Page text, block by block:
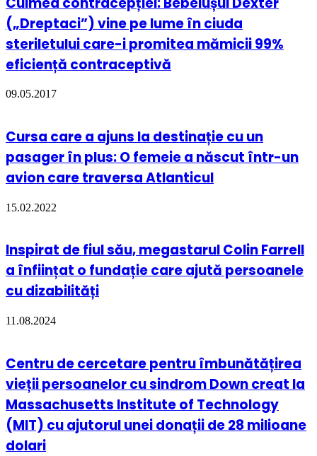
(„Dreptaci”) vine pe lume în ciuda
steriletului care-i promitea mămicii 99%
eficiență contraceptivă
09.05.2017
Cursa care a ajuns la destinație cu un
pasager în plus: O femeie a născut într-un
avion care traversa Atlanticul
15.02.2022
Inspirat de fiul său, megastarul Colin Farrell
a înființat o fundație care ajută persoanele
cu dizabilități
11.08.2024
Centru de cercetare pentru îmbunătățirea
vieții persoanelor cu sindrom Down creat la
Massachusetts Institute of Technology
(MIT) cu ajutorul unei donații de 28 milioane
dolari